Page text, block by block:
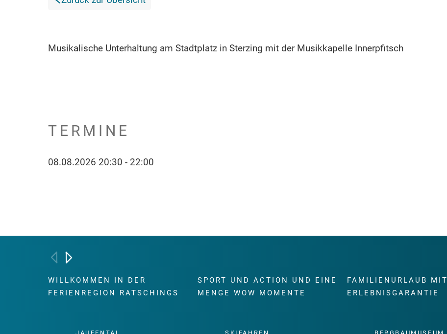
Musikalische Unterhaltung am Stadtplatz in Sterzing mit der Musikkapelle Innerpfitsch
TERMINE
08.08.2026 20:30 - 22:00
WILLKOMMEN IN DER
FERIENREGION RATSCHINGS
SPORT UND ACTION UND EINE
MENGE WOW MOMENTE
FAMILIENURLAUB MIT
ERLEBNISGARANTIE